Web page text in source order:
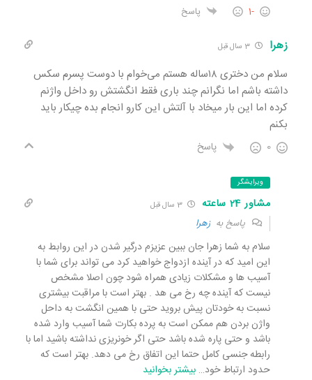
-1 پاسخ
زهرا 3 سال قبل
سلام من دختری ۱۸ساله هستم می‌خوام با دوست پسرم سکس
داشته باشم اما نگرانم چند باری فقط انگشتش رو داخل واژنم
کرده اما این بار میخاد با آلتش این کارو انجام بده چیکار باید
بکنم
0 پاسخ
ویرایشگر
مشاور 24 ساعته 3 سال قبل
پاسخ بهزهرا
سلام به شما زهرا جان ببین عزیزم درگیر شدن در این روابط به
این امید که در آینده ازدواج خواهید کرد می تواند برای شما با
آسیب ها و مشکلات زیادی همراه شود چون اصلا مشخص
نیست که آینده چه رخ می هد . بهتر است با مراقبت بیشتری
نسبت به خودتان پیش بروید حتی با همین انگشت به داحل
واژن بردن هم ممکن است به پرده بکارت شما آسیب وارد شده
باشد و حتی پاره شده باشد حتی اگر خونریزی نداشته باشید اما با
رابطه جنسی کامل حتما این اتفاق رخ می دهد. بهتر است که
حدود ارتباط خود… بیشتر بخوانید